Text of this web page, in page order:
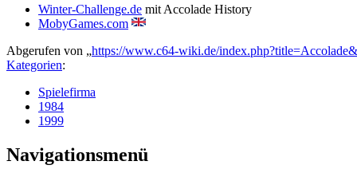
Winter-Challenge.de mit Accolade History
MobyGames.com
Abgerufen von „https://www.c64-wiki.de/
Kategorien:
Spielefirma
1984
1999
Navigationsmenü